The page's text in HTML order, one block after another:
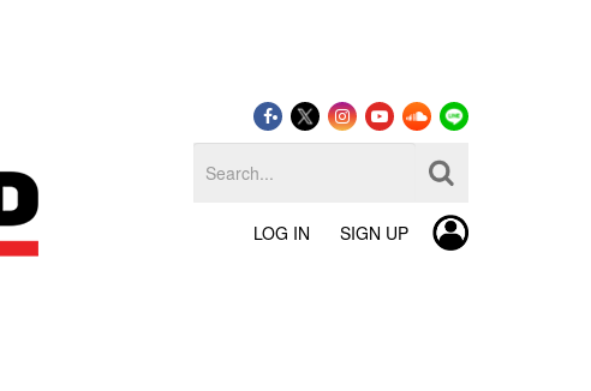
LOG IN SIGN UP